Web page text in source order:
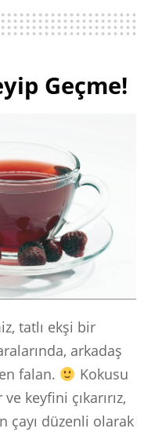
Geçme!
tatlı ekşi bir
arkadaş
falan.
Kokusu
keyfini çıkarırız,
çayı düzenli olarak